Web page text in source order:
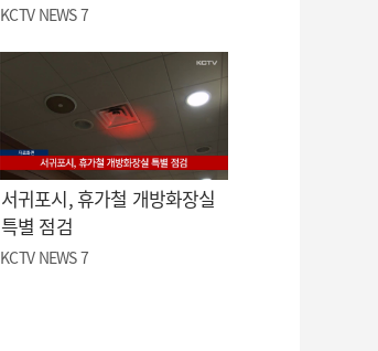
KCTV NEWS 7
서귀포시, 휴가철 개방화장실
특별 점검
KCTV NEWS 7